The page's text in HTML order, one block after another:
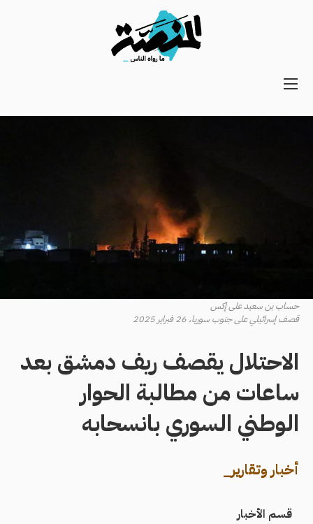
Main
حساب بن سعيد على إكس
قصف إسرائيلي على جنوب سوريا، 26 فبراير 2025
الاحتلال يقصف ريف دمشق بعد
ساعات من مطالبة الحوار
الوطني السوري بانسحابه
أخبار وتقارير_
قسم الأخبار